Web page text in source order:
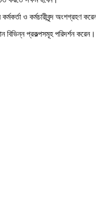
কর্মকর্তা ও কর্মচারীবৃন্দ
বিভিন্ন প্রকল্পসমূহ পরিদর্শন করেন।